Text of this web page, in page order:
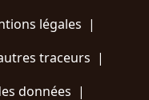
légales |
traceurs |
données |